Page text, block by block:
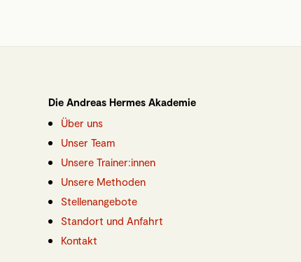
Die Andreas Hermes Akademie
Über uns
Unser Team
Unsere Trainer:innen
Unsere Methoden
Stellenangebote
Standort und Anfahrt
Kontakt